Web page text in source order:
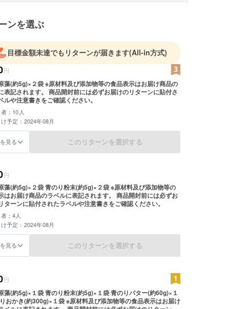
ンを選ぶ
目標金額未達でもリターンが届きます(All-in方式)
円
材料及び添加物等の食品表示はお届け商品の
表記されます。 商品開封前には必ずお届けのリターンに貼付さ
ルや注意書きをご確認ください。
：10人
予定：2024年08月
見る このリターンを選択する
円
5g)×２袋 青のり粉末(約5g)×２袋 ※原材料及び添加物等の
はお届け商品のラベルに表記されます。 商品開封前には必ずお
ターンに貼付されたラベルや注意書きをご確認ください。
：4人
予定：2024年08月
見る このリターンを選択する
円
藻(約5g)×１袋 青のり粉末(約5g)×１袋 青のりバター(約60g)×１
300g)×１袋 ※原材料及び添加物等の食品表示はお届け